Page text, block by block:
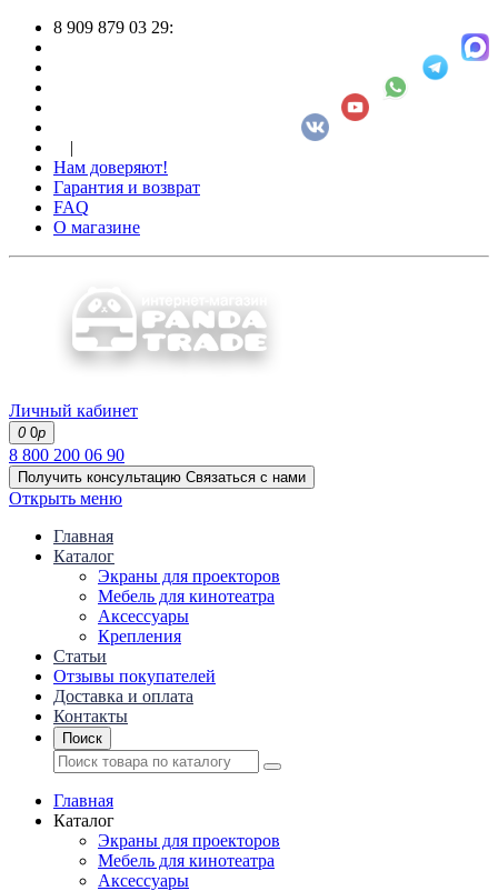
8 909 879 03 29:
|
Нам доверяют!
Гарантия и возврат
FAQ
О магазине
Личный кабинет
0 0р
8 800 200 06 90
Получить консультацию Связаться с нами
Открыть меню
Главная
Каталог
Экраны для проекторов
Mебель для кинотеатра
Аксессуары
Крепления
Статьи
Отзывы покупателей
Доставка и оплата
Контакты
Поиск
Главная
Каталог
Экраны для проекторов
Mебель для кинотеатра
Аксессуары